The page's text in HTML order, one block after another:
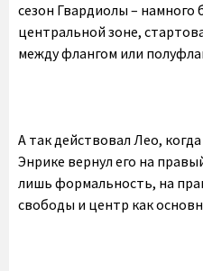
сезон Гвардиолы – намного
центральной зоне,
между флангом или
А так действовал Лео,
Энрике вернул его на
лишь формальность, на
свободы и центр как